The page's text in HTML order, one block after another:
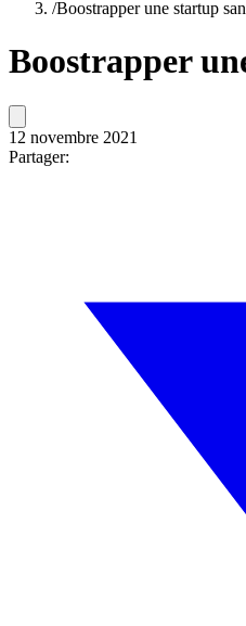
/Boostrapper une startup
Boostrapper
12 novembre 2021
Partager: